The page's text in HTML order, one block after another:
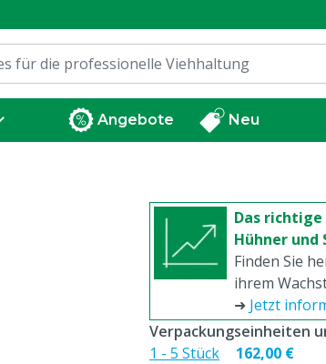
Angebote Neu
Das
Hühner und
Finden Sie
ihrem
➜ Jetzt
Verpackungseinheiten
1 - 5 Stück
162,00 €